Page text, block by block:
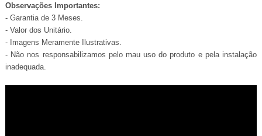
Observações Importantes:
- Garantia de 3 Meses.
- Valor dos Unitário.
- Imagens Meramente Ilustrativas.
- Não nos responsabilizamos pelo mau uso do produto e pela instalação
inadequada.